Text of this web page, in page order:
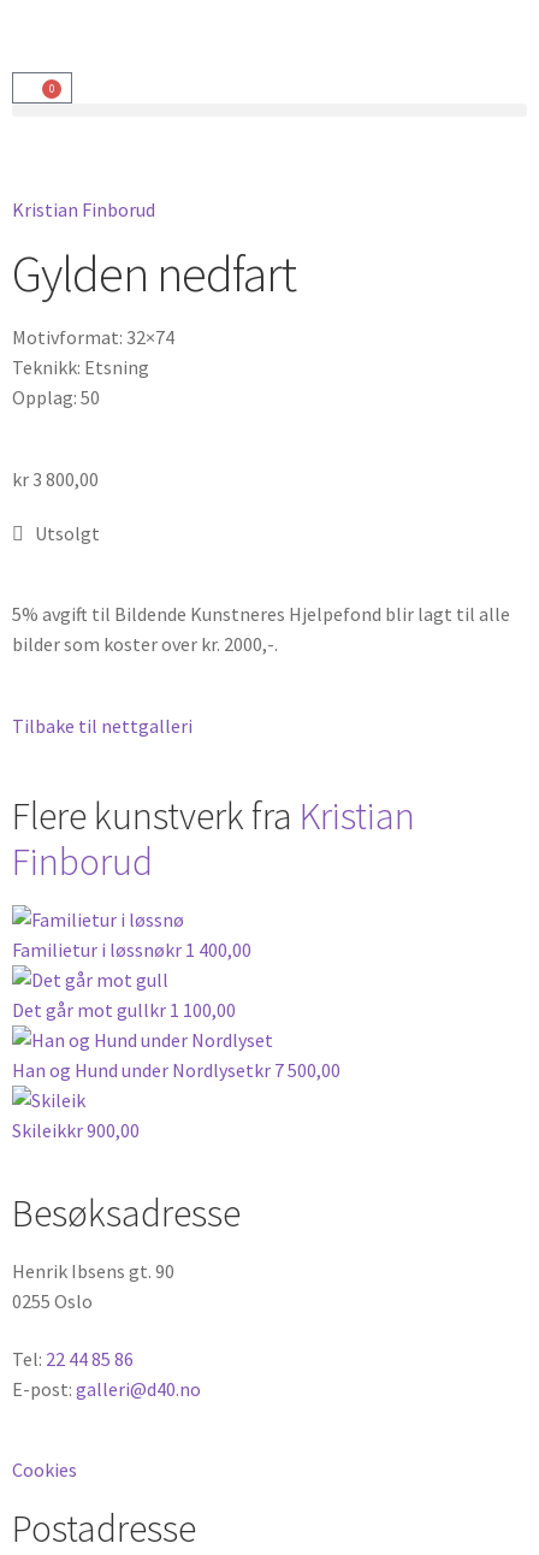
0
Kristian Finborud
Gylden nedfart
Motivformat: 32×74
Teknikk: Etsning
Opplag: 50
kr3 800,00
Utsolgt
5% avgift til Bildende Kunstneres Hjelpefond blir lagt til alle
bilder som koster over kr. 2000,-.
Tilbake til nettgalleri
Flere kunstverk fra Kristian
Finborud
Familietur i løssnøkr 1 400,00
Det går mot gullkr 1 100,00
Han og Hund under Nordlysetkr 7 500,00
Skileikkr900,00
Besøksadresse
Henrik Ibsens gt. 90
0255 Oslo
Tel: 22 44 85 86
E-post: galleri@d40.no
Cookies
Postadresse